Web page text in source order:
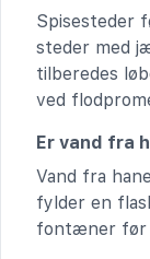
Spisesteder
steder med
tilberedes
ved
Er vand fra
Vand fra
fylder en
fontæner før